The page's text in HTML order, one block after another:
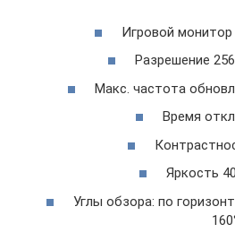
Игровой
Разрешение
Макс. частота
Время
Яркость
Углы обзора: по